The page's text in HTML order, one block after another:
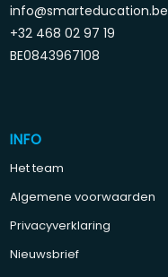
info@smarteducation.be
+32 468 02 97 19
BE0843967108
INFO
Het team
Algemene voorwaarden
Privacyverklaring
Nieuwsbrief